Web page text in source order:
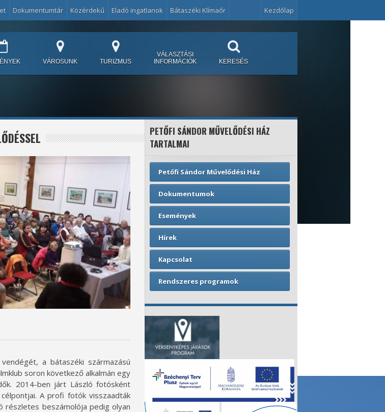
Kezdőlap
Dokumentumtár Közérdekű Eladó ingatlanok Bátaszéki Klímaőr
VÁROSUNK TURIZMUS
VÁLASZTÁSI
INFORMÁCIÓK
KERESÉS
a bátaszéki származású
soron következő alkalmán egy
2014-ben járt László fotósként
A profi fotók visszaadták
részletes beszámolója pedig olyan
PETŐFI SÁNDOR MŰVELŐDÉSI HÁZ
TARTALMAI
Petőfi Sándor Művelődési Ház
Dokumentumok
Események
Hírek
Kapcsolat
Rendszeres programok